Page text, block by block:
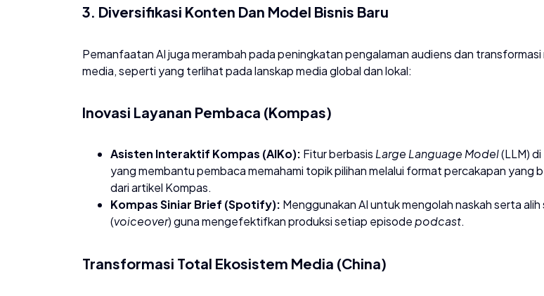
3. Diversifikasi Konten Dan Model Bisnis Baru
​Pemanfaatan AI juga merambah pada peningkatan pengalaman audiens dan transformasi
media, seperti yang terlihat pada lanskap media global dan lokal:
​Inovasi Layanan Pembaca (Kompas)
Asisten Interaktif Kompas (AIKo): Fitur berbasisLarge Language Model(LLM)
yang membantu pembaca memahami topik pilihan melalui format percakapan yang
dari artikel Kompas.
Kompas Siniar Brief (Spotify): Menggunakan AI untuk mengolah naskah serta alih
(voiceover) guna mengefektifkan produksi setiap episodepodcast.
​Transformasi Total Ekosistem Media (China)